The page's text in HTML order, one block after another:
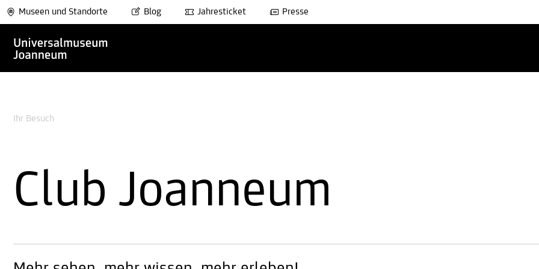
Museen und Standorte Blog Jahresticket Presse
Ihr Besuch
Club Joanneum